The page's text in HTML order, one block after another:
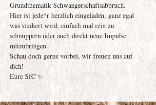
Grundthematik Schwangerschaftsabbruch.
Hier ist jede*r herzlich eingeladen, ganz egal
was studiert wird, einfach mal rein zu
schnuppern oder auch direkt neue Impulse
mitzubringen.
Schau doch gerne vorbei, wir freuen uns auf
dich!
Eure SfC ✨